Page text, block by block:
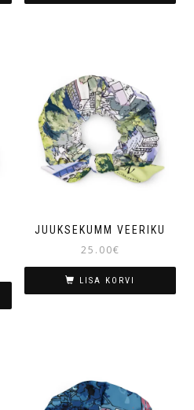
JUUKSEKUMM VEERIKU
25.00€
LISA KORVI